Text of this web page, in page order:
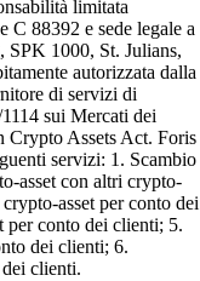
limitata
C 88392 e sede legale a
1000, St. Julians,
autorizzata dalla
di servizi di
sui Mercati dei
Crypto Assets Act. Foris
servizi: 1. Scambio
asset con altri crypto-
asset per conto dei
per conto dei clienti; 5.
dei clienti; 6.
clienti.